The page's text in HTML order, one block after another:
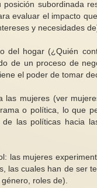
subordinada
evaluar el impacto
y necesidades
del hogar (¿Quién
de un proceso de
el poder de tomar
las mujeres (ver
o política, lo que
las políticas hacia
las mujeres
las cuales han de ser
roles de).
el amor
somos la media naranja